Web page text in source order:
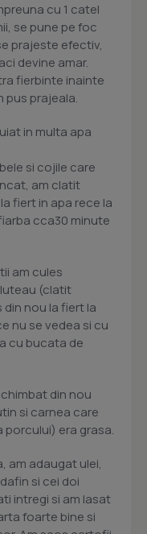
cu 1 catel
se pune pe foc
prajeste efectiv,
devine amar.
fierbinte inainte
pus prajeala.
in multa apa
si cojile care
am clatit
fiert in apa rece la
cca30 minute
am cules
(clatit
nou la fiert la
nu se vedea si cu
cu bucata de
din nou
si carnea care
era grasa.
am adaugat ulei,
si cei doi
intregi si am lasat
foarte bine si